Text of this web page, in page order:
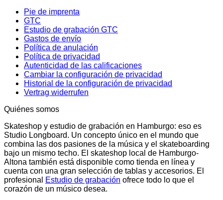
Pie de imprenta
GTC
Estudio de grabación GTC
Gastos de envío
Política de anulación
Política de privacidad
Autenticidad de las calificaciones
Cambiar la configuración de privacidad
Historial de la configuración de privacidad
Vertrag widerrufen
Quiénes somos
Skateshop y estudio de grabación en Hamburgo: eso es
Studio Longboard. Un concepto único en el mundo que
combina las dos pasiones de la música y el skateboarding
bajo un mismo techo. El skateshop local de Hamburgo-
Altona también está disponible como tienda en línea y
cuenta con una gran selección de tablas y accesorios. El
profesional
Estudio de grabación ofrece todo lo que el
corazón de un músico desea.